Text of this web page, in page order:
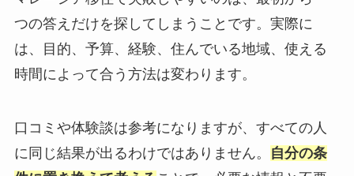
つの答えだけを探してしまうことです。実際に
は、目的、予算、経験、住んでいる地域、使える
時間によって合う方法は変わります。
口コミや体験談は参考になりますが、すべての人
に同じ結果が出るわけではありません。
自分の条